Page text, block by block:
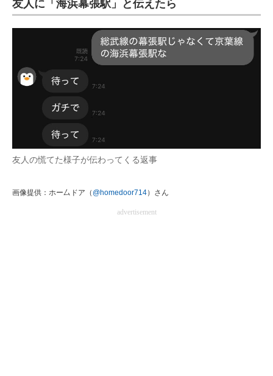
友人に「海浜幕張駅」と伝えたら
友人の慌てた様子が伝わってくる返事
画像提供：ホー厶ドア（ @homedoor714）さん
advertisement